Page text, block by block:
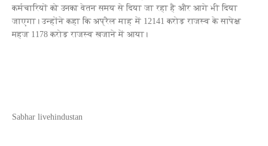
कर्मचारियों को उनका वेतन समय से दिया जा रहा है और आगे भी दिया
जाएगा। उन्होंने कहा कि अप्रैल माह में 12141 करोड़ राजस्व के सापेक्ष
महज 1178 करोड़ राजस्व खजाने में आया।
Sabhar livehindustan